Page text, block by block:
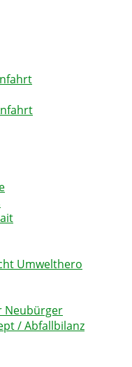
Umwelthero
Neubürger
/ Abfallbilanz